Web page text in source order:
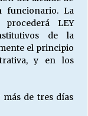
funcionario. La
LEY
de la
el principio
y en los
de tres días